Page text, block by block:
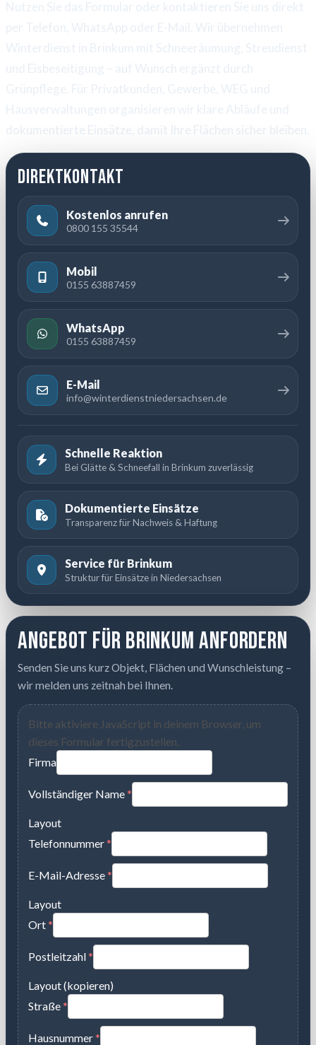
dokumentierte Einsätze, damit Ihre Flächen sicher bleiben.
Direktkontakt
Kostenlos anrufen
0800 155 35544
Mobil
0155 63887459
WhatsApp
0155 63887459
E-Mail
info@winterdienstniedersachsen.de
Schnelle Reaktion
Bei Glätte & Schneefall in Brinkum zuverlässig
Dokumentierte Einsätze
Transparenz für Nachweis & Haftung
Service für Brinkum
Struktur für Einsätze in Niedersachsen
Angebot für Brinkum anfordern
Senden Sie uns kurz Objekt, Flächen und Wunschleistung –
wir melden uns zeitnah bei Ihnen.
Bitte aktiviere JavaScript in deinem Browser, um
dieses Formular fertigzustellen.
Firma
Vollständiger Name*
Layout
Telefonnummer*
E-Mail-Adresse*
Layout
Ort*
Postleitzahl*
Layout (kopieren)
Straße*
Hausnummer*